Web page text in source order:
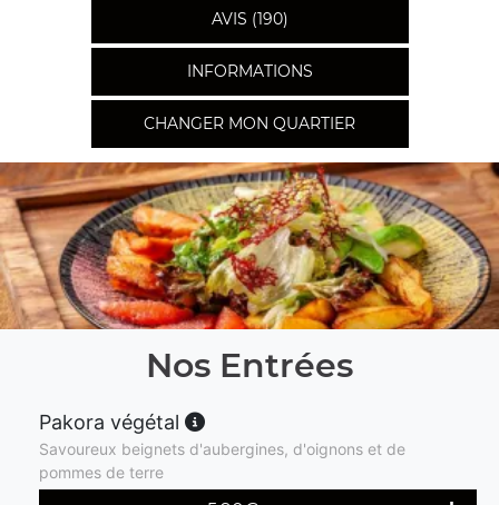
AVIS (190)
INFORMATIONS
CHANGER MON QUARTIER
Nos Entrées
Pakora végétal
Savoureux beignets d'aubergines, d'oignons et de
pommes de terre